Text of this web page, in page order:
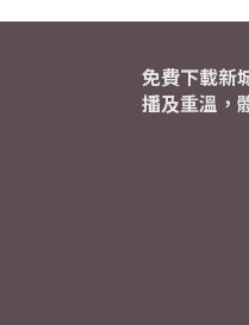
免費下載新
播及重溫，